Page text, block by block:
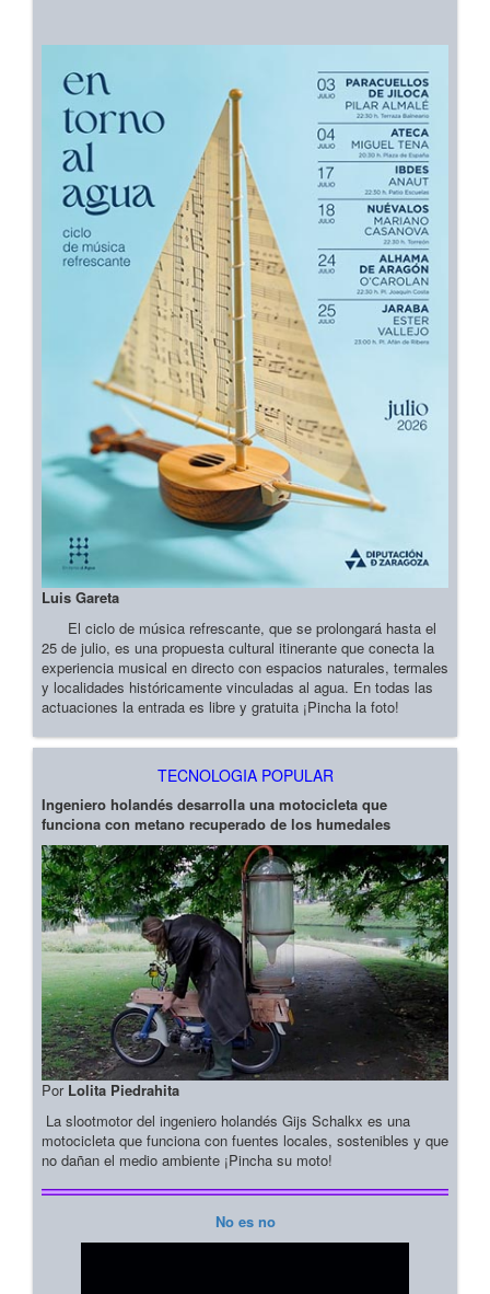
Luis Gareta
El ciclo de música refrescante, que se prolongará hasta el
25 de julio, es una propuesta cultural itinerante que conecta la
experiencia musical en directo con espacios naturales, termales
y localidades históricamente vinculadas al agua. En todas las
actuaciones la entrada es libre y gratuita ¡Pincha la foto!
TECNOLOGIA POPULAR
Ingeniero holandés desarrolla una motocicleta que
funciona con metano recuperado de los humedales
Por Lolita Piedrahita
La slootmotor del ingeniero holandés Gijs Schalkx es una
motocicleta que funciona con fuentes locales, sostenibles y que
no dañan el medio ambiente ¡Pincha su moto!
No es no